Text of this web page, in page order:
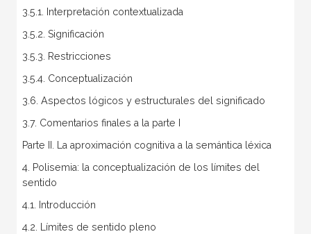
3.5.1. Interpretación contextualizada
3.5.2. Significación
3.5.3. Restricciones
3.5.4. Conceptualización
3.6. Aspectos lógicos y estructurales del significado
3.7. Comentarios finales a la parte I
Parte II. La aproximación cognitiva a la semántica léxica
4. Polisemia: la conceptualización de los límites del
sentido
4.1. Introducción
4.2. Límites de sentido pleno